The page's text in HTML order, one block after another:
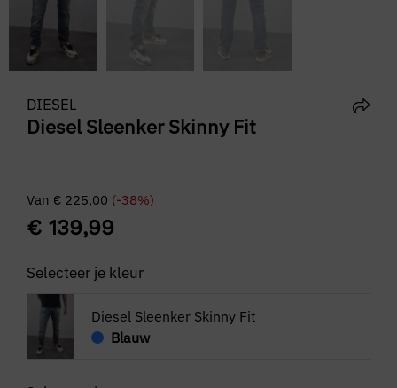
DIESEL
Diesel Sleenker Skinny Fit
Van € 225,00 (-38%)
€ 139,99
Selecteer je kleur
Diesel Sleenker Skinny Fit
Blauw